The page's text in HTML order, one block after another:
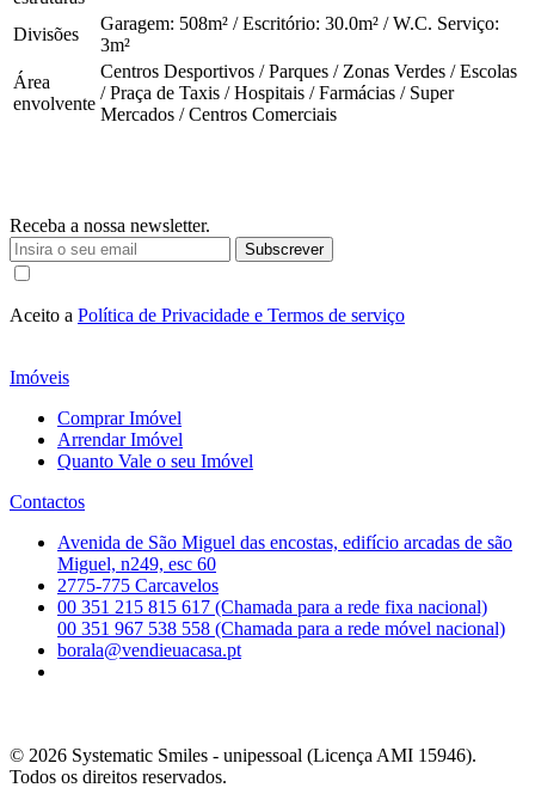
Divisões
Garagem: 508m² / Escritório: 30.0m² / W.C. Serviço:
3m²
Área
envolvente
Centros Desportivos / Parques / Zonas Verdes / Escolas
/ Praça de Taxis / Hospitais / Farmácias / Super
Mercados / Centros Comerciais
Receba a nossa newsletter.
Subscrever
Aceito a Política de Privacidade e Termos de serviço
Imóveis
Comprar Imóvel
Arrendar Imóvel
Quanto Vale o seu Imóvel
Contactos
Avenida de São Miguel das encostas, edifício arcadas de são
Miguel, n249, esc 60
2775-775 Carcavelos
00 351 215 815 617 (Chamada para a rede fixa nacional)
00 351 967 538 558 (Chamada para a rede móvel nacional)
borala@vendieuacasa.pt
© 2026 Systematic Smiles - unipessoal (Licença AMI 15946).
Todos os direitos reservados.